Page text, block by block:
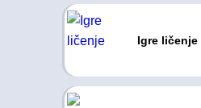
Igre ličenje